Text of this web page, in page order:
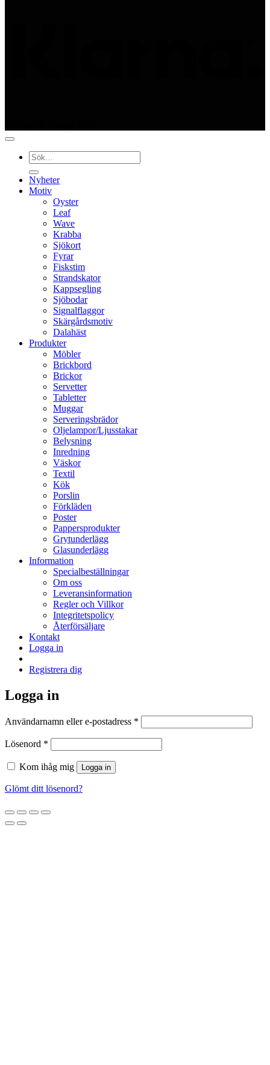
Sök
efter:
Nyheter
Motiv
Oyster
Leaf
Wave
Krabba
Sjökort
Fyrar
Fiskstim
Strandskator
Kappsegling
Sjöbodar
Signalflaggor
Skärgårdsmotiv
Dalahäst
Produkter
Möbler
Brickbord
Brickor
Servetter
Tabletter
Muggar
Serveringsbrädor
Oljelampor/Ljusstakar
Belysning
Inredning
Väskor
Textil
Kök
Porslin
Förkläden
Poster
Pappersprodukter
Grytunderlägg
Glasunderlägg
Information
Specialbeställningar
Om oss
Leveransinformation
Regler och Villkor
Integritetspolicy
Återförsäljare
Kontakt
Logga in
Registrera dig
Logga in
Användarnamn eller e-postadress *
Lösenord *
Kom ihåg mig Logga in
Glömt ditt lösenord?